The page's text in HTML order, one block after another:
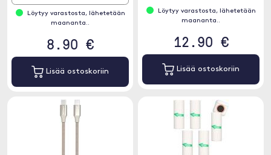
Löytyy varastosta, lähetetään
maananta..
8.90 €
Lisää ostoskoriin
Löytyy varastosta, lähetetään
maananta..
12.90 €
Lisää ostoskoriin